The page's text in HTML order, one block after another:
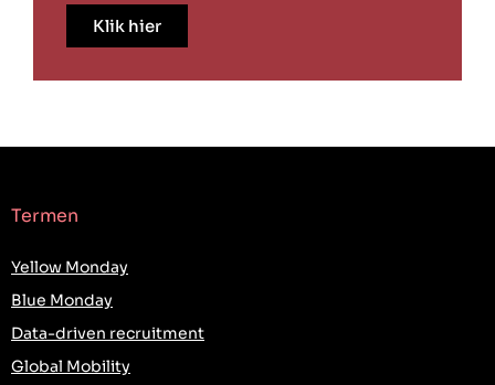
Klik hier
Termen
Yellow Monday
Blue Monday
Data-driven recruitment
Global Mobility